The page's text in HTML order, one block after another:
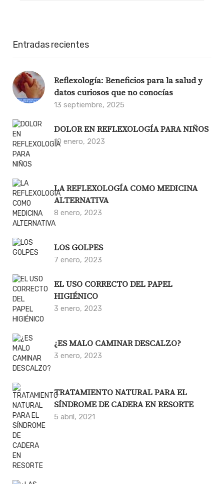
Entradas recientes
Reflexología: Beneficios para la salud y
datos curiosos que no conocías
13 septiembre, 2025
DOLOR EN REFLEXOLOGÍA PARA NIÑOS
10 enero, 2023
LA REFLEXOLOGÍA COMO MEDICINA
ALTERNATIVA
8 enero, 2023
LOS GOLPES
7 enero, 2023
EL USO CORRECTO DEL PAPEL
HIGIÉNICO
3 enero, 2023
¿ES MALO CAMINAR DESCALZO?
3 enero, 2023
TRATAMIENTO NATURAL PARA EL
SÍNDROME DE CADERA EN RESORTE
5 abril, 2021